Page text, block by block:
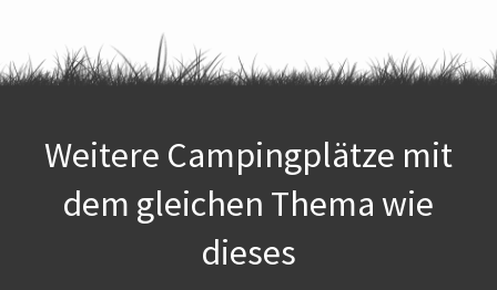
Weitere Campingplätze mit
dem gleichen Thema wie
dieses